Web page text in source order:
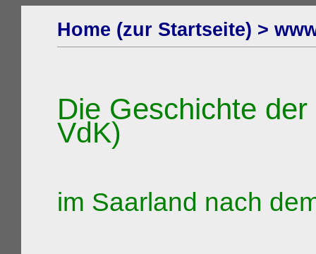
Home (zur Startseite) >
Die Geschichte
VdK)
im Saarland nach